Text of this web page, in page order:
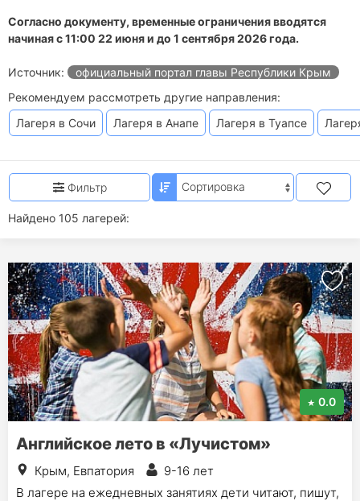
Согласно документу, временные ограничения вводятся
начиная с 11:00 22 июня и до 1 сентября 2026 года.
Источник:
официальный портал главы Республики Крым
Рекомендуем рассмотреть другие направления:
Лагеря в Сочи
Лагеря в Анапе Лагеря в Туапсе
Найдено 105 лагерей:
Фильтр
0.0
Английское лето в «Лучистом»
Крым, Евпатория
9-16 лет
В лагере на ежедневных занятиях дети читают, пишут,